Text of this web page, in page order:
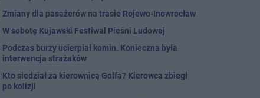
Zmiany dla pasażerów na trasie Rojewo-Inowrocław
W sobotę Kujawski Festiwal Pieśni Ludowej
Podczas burzy ucierpiał komin. Konieczna była
interwencja strażaków
Kto siedział za kierownicą Golfa? Kierowca zbiegł
po kolizji